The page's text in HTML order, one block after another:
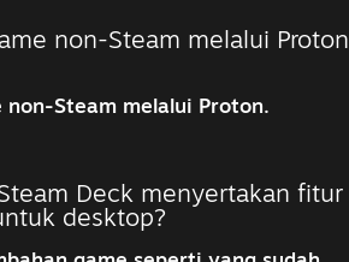
non-Steam melalui Proton
non-Steam melalui Proton.
Deck menyertakan fitur
desktop?